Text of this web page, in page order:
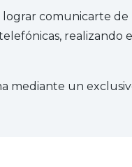
comunicarte
realizando
mediante un